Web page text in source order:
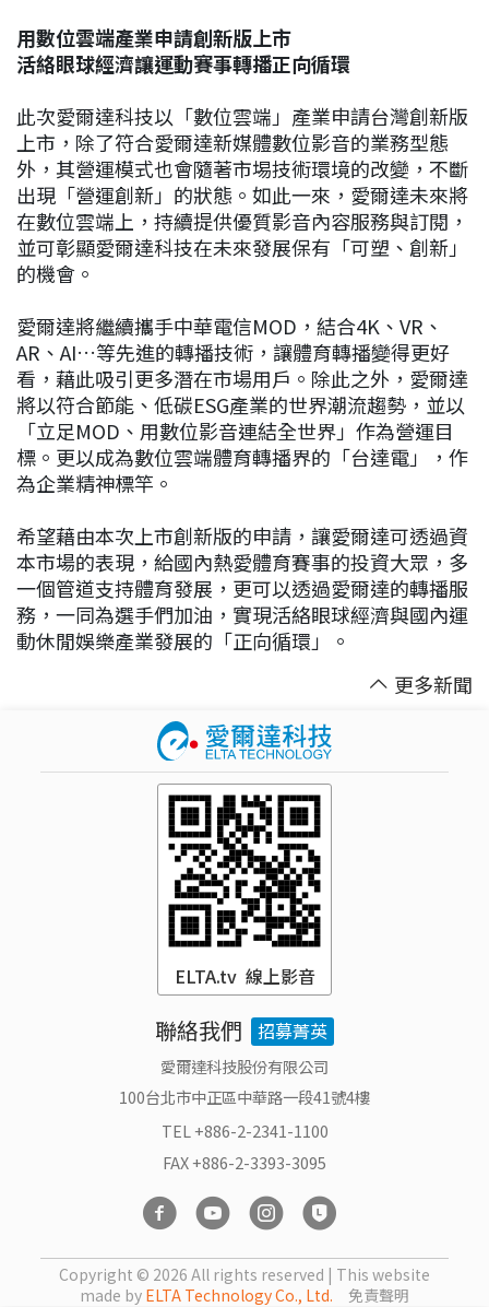
用數位雲端產業申請創新版上市
活絡眼球經濟讓運動賽事轉播正向循環
此次愛爾達科技以「數位雲端」產業申請台灣創新版
上市，除了符合愛爾達新媒體數位影音的業務型態
外，其營運模式也會隨著市埸技術環境的改變，不斷
出現「營運創新」的狀態。如此一來，愛爾達未來將
在數位雲端上，持續提供優質影音內容服務與訂閱，
並可彰顯愛爾達科技在未來發展保有「可塑、創新」
的機會。
愛爾達將繼續攜手中華電信MOD，結合4K、VR、
AR、AI…等先進的轉播技術，讓體育轉播變得更好
看，藉此吸引更多潛在市場用戶。除此之外，愛爾達
將以符合節能、低碳ESG產業的世界潮流趨勢，並以
「立足MOD、用數位影音連結全世界」作為營運目
標。更以成為數位雲端體育轉播界的「台達電」，作
為企業精神標竿。
希望藉由本次上市創新版的申請，讓愛爾達可透過資
本市場的表現，給國內熱愛體育賽事的投資大眾，多
一個管道支持體育發展，更可以透過愛爾達的轉播服
務，一同為選手們加油，實現活絡眼球經濟與國內運
動休閒娛樂產業發展的「正向循環」。
更多新聞
ELTA.tv 線上影音
聯絡我們 招募菁英
愛爾達科技股份有限公司
100台北市中正區中華路一段41號4樓
TEL +886-2-2341-1100
FAX +886-2-3393-3095
Copyright © 2026 All rights reserved | This website
made by ELTA Technology Co., Ltd. 免責聲明